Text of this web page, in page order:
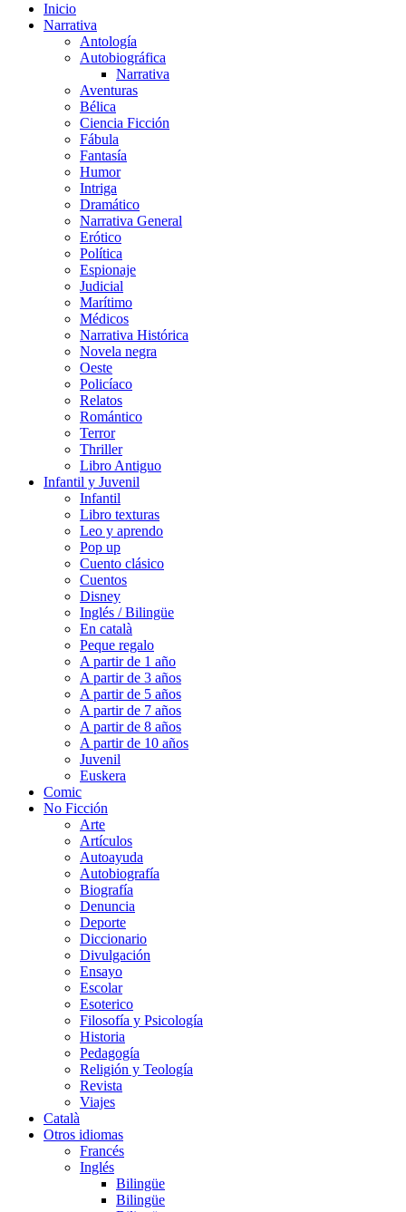
Inicio
Narrativa
Antología
Autobiográfica
Narrativa
Aventuras
Bélica
Ciencia Ficción
Fábula
Fantasía
Humor
Intriga
Dramático
Narrativa General
Erótico
Política
Espionaje
Judicial
Marítimo
Médicos
Narrativa Histórica
Novela negra
Oeste
Policíaco
Relatos
Romántico
Terror
Thriller
Libro Antiguo
Infantil y Juvenil
Infantil
Libro texturas
Leo y aprendo
Pop up
Cuento clásico
Cuentos
Disney
Inglés / Bilingüe
En català
Peque regalo
A partir de 1 año
A partir de 3 años
A partir de 5 años
A partir de 7 años
A partir de 8 años
A partir de 10 años
Juvenil
Euskera
Comic
No Ficción
Arte
Artículos
Autoayuda
Autobiografía
Biografía
Denuncia
Deporte
Diccionario
Divulgación
Ensayo
Escolar
Esoterico
Filosofía y Psicología
Historia
Pedagogía
Religión y Teología
Revista
Viajes
Català
Otros idiomas
Francés
Inglés
Bilingüe
Bilingüe